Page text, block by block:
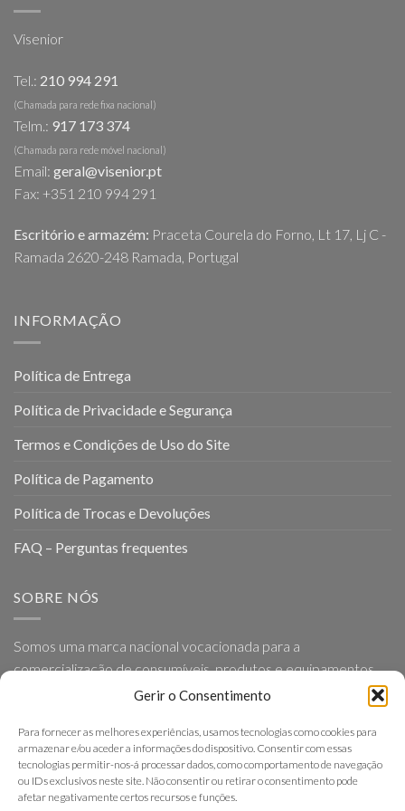
Gerir o Consentimento
Para fornecer as melhores experiências, usamos tecnologias como cookies para
armazenar e/ou aceder a informações do dispositivo. Consentir com essas
tecnologias permitir-nos-á processar dados, como comportamento de navegação
ou IDs exclusivos neste site. Não consentir ou retirar o consentimento pode
afetar negativamente certos recursos e funções.
Visenior
Tel.: 210 994 291
(Chamada para rede fixa nacional)
Telm.: 917 173 374
(Chamada para rede móvel nacional)
Email: geral@visenior.pt
Fax: +351 210 994 291
Escritório e armazém: Praceta Courela do Forno, Lt 17, Lj C -
Ramada 2620-248 Ramada, Portugal
INFORMAÇÃO
Política de Entrega
Política de Privacidade e Segurança
Termos e Condições de Uso do Site
Política de Pagamento
Política de Trocas e Devoluções
FAQ – Perguntas frequentes
SOBRE NÓS
Somos uma marca nacional vocacionada para a
comercialização de consumíveis, produtos e equipamentos
para Geriatria e Ortopedia, baseada em princípios como a
que presta.